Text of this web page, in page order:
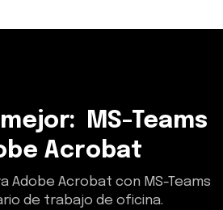
MS-Teams
Acrobat
Adobe Acrobat con MS-Teams
de trabajo de oficina.